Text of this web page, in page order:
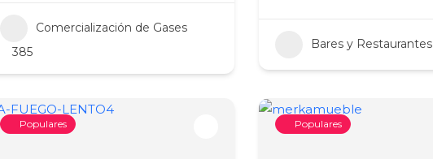
Comercialización de Gases
385
Bares y Restaurantes
Populares Populares